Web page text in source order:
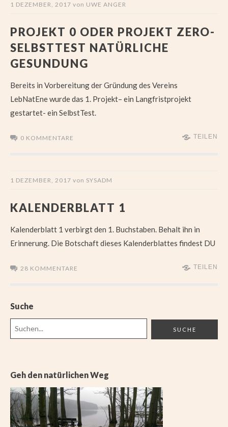
1 DEZEMBER, 2017 von UWE ANGER
PROJEKT 0 ODER PROJEKT ZERO-
SELBSTTEST NATÜRLICHE
GESUNDUNG
Bereits in Vorbereitung der Gründung des Vereins
LebNatEne wurde das 1. Projekt– ein Langfristprojekt
gestartet- ein SelbstTest.
0 KOMMENTARE TEILEN
1 DEZEMBER, 2017 von SYSADM
KALENDERBLATT 1
Kalenderblatt 1 verbirgt den 1. Buchstaben. Behalt ihn in
Erinnerung. Die Botschaft dieses Kalenderblattes findest DU
28 KOMMENTARE TEILEN
Suche
Geh den natürlichen Weg